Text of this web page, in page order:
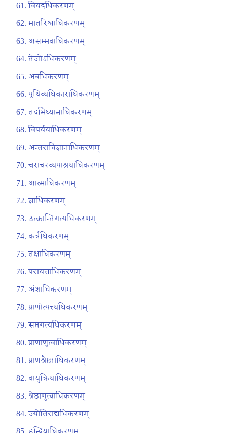
वियदधिकरणम्
मातरिश्वाधिकरणम्
असम्भवाधिकरणम्
तेजोऽधिकरणम्
अबधिकरणम्
पृथिव्यधिकाराधिकरणम्
तदभिध्यानाधिकरणम्
विपर्ययाधिकरणम्
अन्तराविज्ञानाधिकरणम्
चराचरव्यपाश्रयाधिकरणम्
आत्माधिकरणम्
ज्ञाधिकरणम्
उत्क्रान्तिगत्यधिकरणम्
कर्त्रधिकरणम्
तक्षाधिकरणम्
परायत्ताधिकरणम्
अंशाधिकरणम्
प्राणोत्पत्त्यधिकरणम्
सप्तगत्यधिकरणम्
प्राणाणुत्वाधिकरणम्
प्राणश्रैष्ठ्याधिकरणम्
वायुक्रियाधिकरणम्
श्रेष्ठाणुत्वाधिकरणम्
ज्योतिराद्यधिकरणम्
इन्द्रियाधिकरणम्